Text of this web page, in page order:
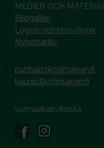
MEDIER OCH MATERIAL
Bildgalleri
Logon och broschyrer
Nyhetsarkiv
puhtaastikotimainen.fi
kauniistikotimainen.fi
voimaakasviksista